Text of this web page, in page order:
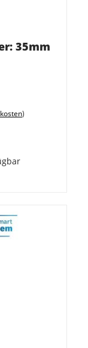
35mm
)